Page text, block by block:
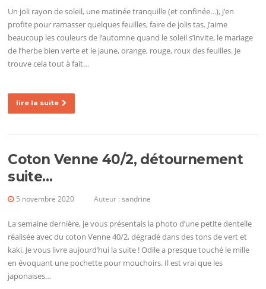
Un joli rayon de soleil, une matinée tranquille (et confinée…), j’en
profite pour ramasser quelques feuilles, faire de jolis tas. J’aime
beaucoup les couleurs de l’automne quand le soleil s’invite, le mariage
de l’herbe bien verte et le jaune, orange, rouge, roux des feuilles. Je
trouve cela tout à fait…
lire la suite
Coton Venne 40/2, détournement
suite…
5 novembre 2020 Auteur :sandrine
La semaine dernière, je vous présentais la photo d’une petite dentelle
réalisée avec du coton Venne 40/2, dégradé dans des tons de vert et
kaki. Je vous livre aujourd’hui la suite ! Odile a presque touché le mille
en évoquant une pochette pour mouchoirs. Il est vrai que les
japonaises…